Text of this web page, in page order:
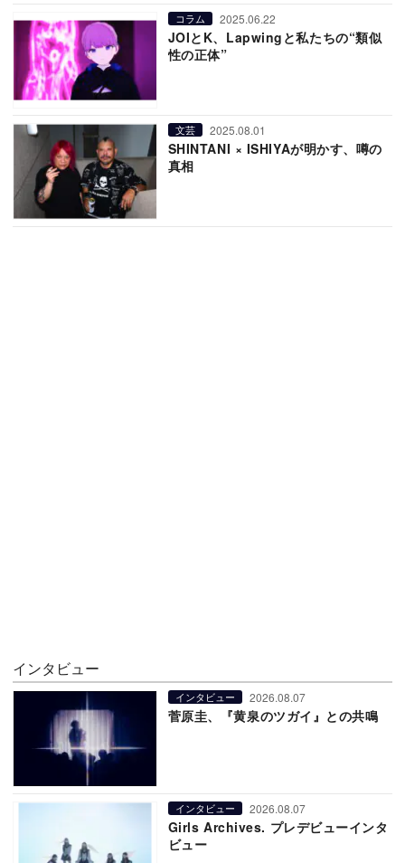
コラム 2025.06.22
JOIとK、Lapwingと私たちの“類似
性の正体”
文芸 2025.08.01
SHINTANI × ISHIYAが明かす、噂の
真相
インタビュー
インタビュー 2026.08.07
菅原圭、『黄泉のツガイ』との共鳴
インタビュー 2026.08.07
Girls Archives. プレデビューインタ
ビュー